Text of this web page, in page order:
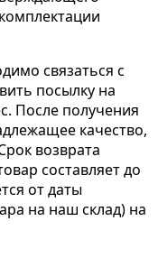
связаться с
посылку на
После получения
качество,
возврата
составляет до
от даты
на наш склад) на